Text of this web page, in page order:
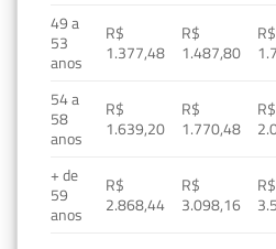
49 a
53
anos
R$
1.377,48
R$
1.487,80
R$
54 a
58
anos
R$
1.639,20
R$
1.770,48
R$
+ de
59
anos
R$
2.868,44
R$
3.098,16
R$